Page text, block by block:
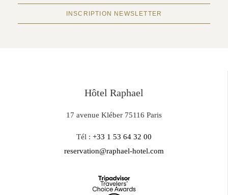
INSCRIPTION NEWSLETTER
Hôtel Raphael
17 avenue Kléber 75116 Paris
Tél : +33 1 53 64 32 00
reservation@raphael-hotel.com